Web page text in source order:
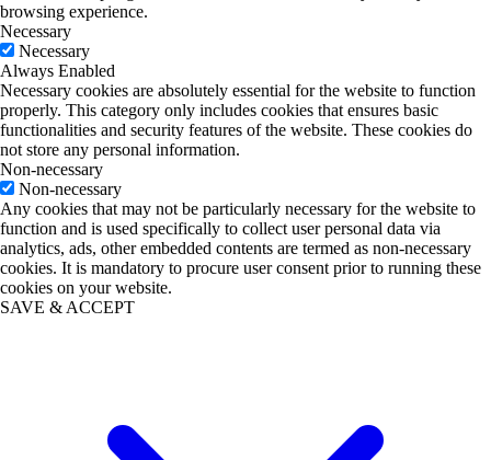
browsing experience.
Necessary
Necessary
Always Enabled
Necessary cookies are absolutely essential for the website to function
properly. This category only includes cookies that ensures basic
functionalities and security features of the website. These cookies do
not store any personal information.
Non-necessary
Non-necessary
Any cookies that may not be particularly necessary for the website to
function and is used specifically to collect user personal data via
analytics, ads, other embedded contents are termed as non-necessary
cookies. It is mandatory to procure user consent prior to running these
cookies on your website.
SAVE & ACCEPT